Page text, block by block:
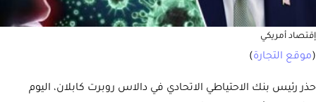
إقتصاد أمريكي
(موقع التجارة)
حذر رئيس بنك الاحتياطي الاتحادي في دالاس روبرت كابلان، اليوم